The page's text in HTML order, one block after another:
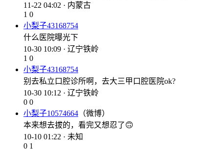
11-22 04:02 · 内蒙古
1 0
小梨子43168754
什么医院曝光下
10-30 10:09 · 辽宁铁岭
1 0
小梨子43168754
别去私立口腔诊所啊，去大三甲口腔医院ok?
10-30 10:12 · 辽宁铁岭
0 0
小梨子10574664 （微博）
本来想去拔的，看完又想忍了🙃
10-10 01:22 · 未知
0 1